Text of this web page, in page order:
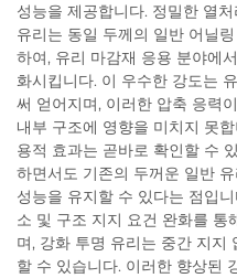
성능을 제공합니다. 정밀한 열
유리는 동일 두께의 일반 어닐
하여, 유리 마감재 응용 분야에
화시킵니다. 이 우수한 강도는
써 얻어지며, 이러한 압축 응력
내부 구조에 영향을 미치지 못
용적 효과는 곧바로 확인할 수
하면서도 기존의 두꺼운 일반
성능을 유지할 수 있다는 점입
소 및 구조 지지 요건 완화를 통
며, 강화 투명 유리는 중간 지지
할 수 있습니다. 이러한 향상된